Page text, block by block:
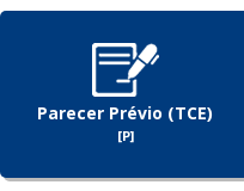
Parecer Prévio (TCE)
[P]